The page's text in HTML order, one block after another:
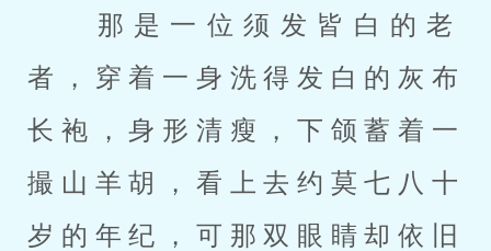
者，穿着一身洗得发白的灰布
长袍，身形清瘦，下颌蓄着一
撮山羊胡，看上去约莫七八十
岁的年纪，可那双眼睛却依旧